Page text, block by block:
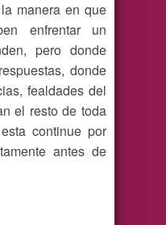
manera en que
enfrentar un
pero donde
donde
fealdades del
el resto de toda
continue por
antes de